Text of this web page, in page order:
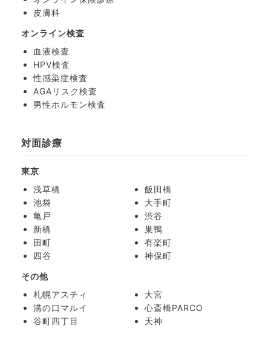
皮膚科
オンライン検査
血液検査
HPV検査
性感染症検査
AGAリスク検査
男性ホルモン検査
対面診療
東京
浅草橋
飯田橋
池袋
大手町
亀戸
渋谷
新橋
巣鴨
田町
有楽町
四谷
神保町
その他
札幌アスティ
大宮
溝の口マルイ
心斎橋PARCO
谷町四丁目
天神